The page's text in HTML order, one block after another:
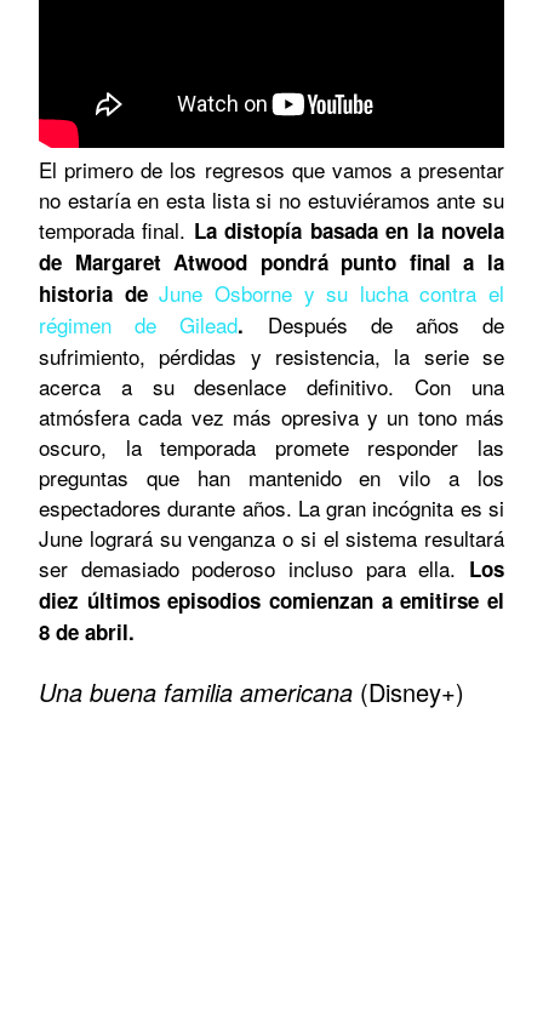
El primero de los regresos que vamos a presentar
no estaría en esta lista si no estuviéramos ante su
temporada final. La distopía basada en la novela
de Margaret Atwood pondrá punto final a la
historia deJune Osborne y su lucha contra el
régimen de Gilead. Después de años de
sufrimiento, pérdidas y resistencia, la serie se
acerca a su desenlace definitivo. Con una
atmósfera cada vez más opresiva y un tono más
oscuro, la temporada promete responder las
preguntas que han mantenido en vilo a los
espectadores durante años. La gran incógnita es si
June logrará su venganza o si el sistema resultará
ser demasiado poderoso incluso para ella. Los
diez últimos episodios comienzan a emitirse el
8 de abril.
Una buena familia americana (Disney+)